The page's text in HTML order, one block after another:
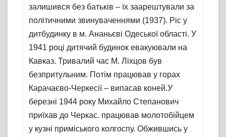
залишився без батьків – їх заарештували за
політичними звинуваченнями (1937). Ріс у
дитбудинку в м. Ананьєві Одеської області. У
1941 році дитячий будинок евакуювали на
Кавказ. Тривалий час М. Ліхцов був
безпритульним. Потім працював у горах
Карачаєво-Черкесії – випасав коней.У
березні 1944 року Михайло Степанович
приїхав до Черкас. працював молотобійцем
у кузні приміського колгоспу. Обжившись у